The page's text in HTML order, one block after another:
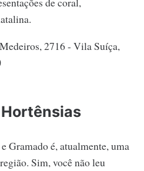
2716 - Vila Suíça,
Gramado é, atualmente, uma
Sim, você não leu